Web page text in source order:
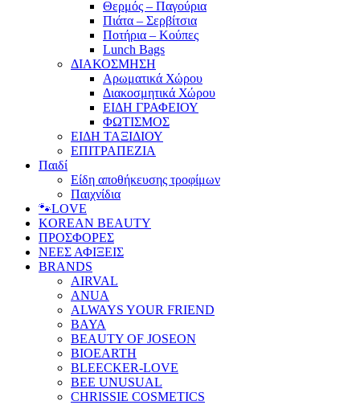
Θερμός – Παγούρια
Πιάτα – Σερβίτσια
Ποτήρια – Κούπες
Lunch Bags
ΔΙΑΚΟΣΜΗΣΗ
Αρωματικά Χώρου
Διακοσμητικά Χώρου
ΕΙΔΗ ΓΡΑΦΕΙΟΥ
ΦΩΤΙΣΜΟΣ
ΕΙΔΗ ΤΑΞΙΔΙΟΥ
ΕΠΙΤΡΑΠΕΖΙΑ
Παιδί
Είδη αποθήκευσης τροφίμων
Παιχνίδια
🐾LOVE
KOREAN BEAUTY
ΠΡΟΣΦΟΡΕΣ
ΝΕΕΣ ΑΦΙΞΕΙΣ
BRANDS
AIRVAL
ANUA
ALWAYS YOUR FRIEND
BAYA
BEAUTY OF JOSEON
BIOEARTH
BLEECKER-LOVE
BEE UNUSUAL
CHRISSIE COSMETICS